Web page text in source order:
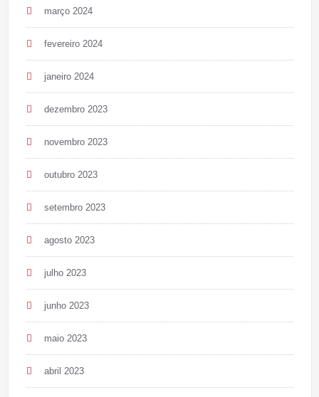
março 2024
fevereiro 2024
janeiro 2024
dezembro 2023
novembro 2023
outubro 2023
setembro 2023
agosto 2023
julho 2023
junho 2023
maio 2023
abril 2023